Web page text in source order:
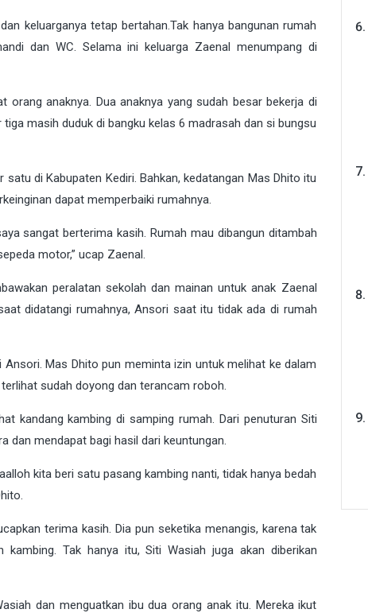
keluarganya tetap bertahan.Tak hanya bangunan rumah
dan WC. Selama ini keluarga Zaenal menumpang di
anaknya. Dua anaknya yang sudah besar bekerja di
masih duduk di bangku kelas 6 madrasah dan si bungsu
di Kabupaten Kediri. Bahkan, kedatangan Mas Dhito itu
dapat memperbaiki rumahnya.
sangat berterima kasih. Rumah mau dibangun ditambah
motor,” ucap Zaenal.
peralatan sekolah dan mainan untuk anak Zaenal
didatangi rumahnya, Ansori saat itu tidak ada di rumah
Mas Dhito pun meminta izin untuk melihat ke dalam
sudah doyong dan terancam roboh.
kandang kambing di samping rumah. Dari penuturan Siti
dan mendapat bagi hasil dari keuntungan.
kita beri satu pasang kambing nanti, tidak hanya bedah
terima kasih. Dia pun seketika menangis, karena tak
kambing. Tak hanya itu, Siti Wasiah juga akan diberikan
dan menguatkan ibu dua orang anak itu. Mereka ikut